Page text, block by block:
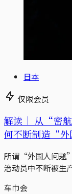
日本
仅限会员
解读｜ 从“密
何不断制造“外
所谓“外国人问题
治动员中不断被生
车巾会